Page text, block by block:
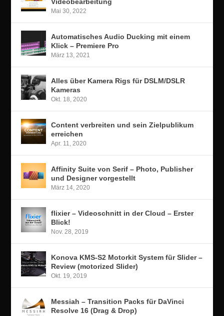
Mai 30, 2022
Automatisches Audio Ducking mit einem
Klick – Premiere Pro
März 13, 2021
Alles über Kamera Rigs für DSLM/DSLR
Kameras
Okt. 18, 2020
Content verbreiten und sein Zielpublikum
erreichen
Apr. 11, 2020
Affinity Suite von Serif – Photo, Publisher
und Designer vorgestellt
März 14, 2020
flixier – Videoschnitt in der Cloud – Erster
Blick!
Nov. 28, 2019
Konova KMS-S2 Motorkit System für Slider –
Review (motorized Slider)
Okt. 19, 2019
Messiah – Transition Packs für DaVinci
Resolve 16 (Drag & Drop)